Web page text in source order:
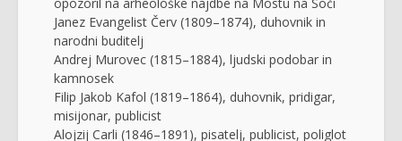
Janez Evangelist Červ (1809–1874), duhovnik in
narodni buditelj
Andrej Murovec (1815–1884), ljudski podobar in
kamnosek
Filip Jakob Kafol (1819–1864), duhovnik, pridigar,
misijonar, publicist
Alojzij Carli (1846–1891), pisatelj, publicist, poliglot